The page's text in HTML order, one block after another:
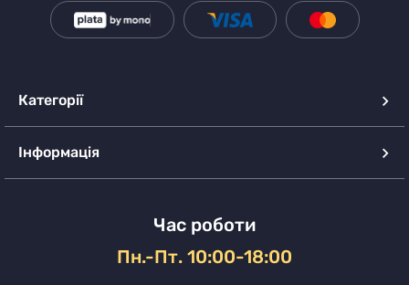
Категорії
Інформація
Час роботи
Пн.-Пт. 10:00-18:00